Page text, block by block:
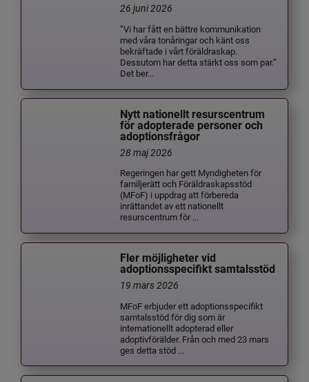
26 juni 2026
”Vi har fått en bättre kommunikation
med våra tonåringar och känt oss
bekräftade i vårt föräldraskap.
Dessutom har detta stärkt oss som par.”
Det ber...
Nytt nationellt resurscentrum
för adopterade personer och
adoptionsfrågor
28 maj 2026
Regeringen har gett Myndigheten för
familjerätt och Föräldraskapsstöd
(MFoF) i uppdrag att förbereda
inrättandet av ett nationellt
resurscentrum för ...
Fler möjligheter vid
adoptionsspecifikt samtalsstöd
19 mars 2026
MFoF erbjuder ett adoptionsspecifikt
samtalsstöd för dig som är
internationellt adopterad eller
adoptivförälder. Från och med 23 mars
ges detta stöd ...